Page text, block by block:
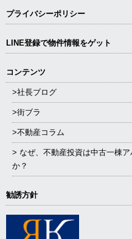
プライバシーポリシー
LINE登録で物件情報をゲット
コンテンツ
>社長ブログ
>街ブラ
>不動産コラム
> なぜ、不動産投資は中古一棟
か？
勧誘方針